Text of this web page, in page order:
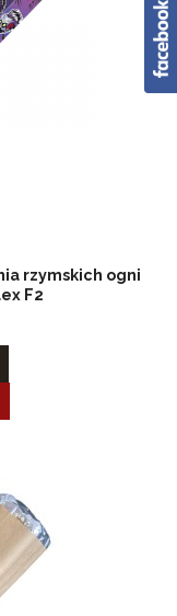
rzymskich ogni
F2